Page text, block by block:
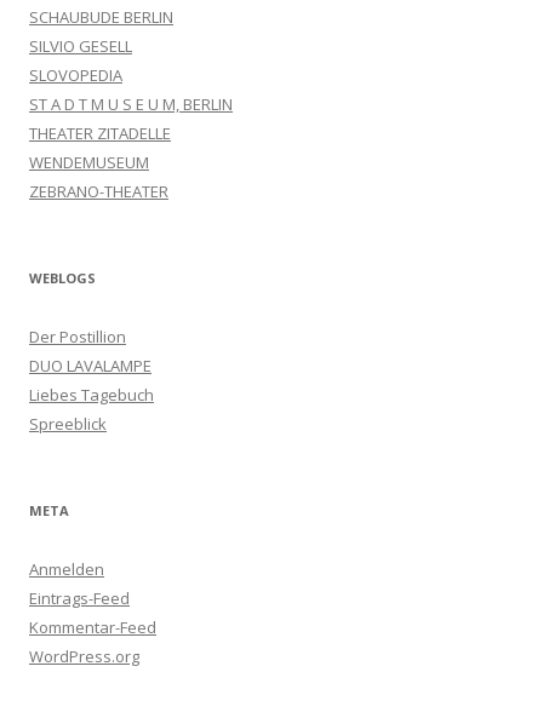
SCHAUBUDE BERLIN
SILVIO GESELL
SLOVOPEDIA
ST A D T M U S E U M, BERLIN
THEATER ZITADELLE
WENDEMUSEUM
ZEBRANO-THEATER
WEBLOGS
Der Postillion
DUO LAVALAMPE
Liebes Tagebuch
Spreeblick
META
Anmelden
Eintrags-Feed
Kommentar-Feed
WordPress.org